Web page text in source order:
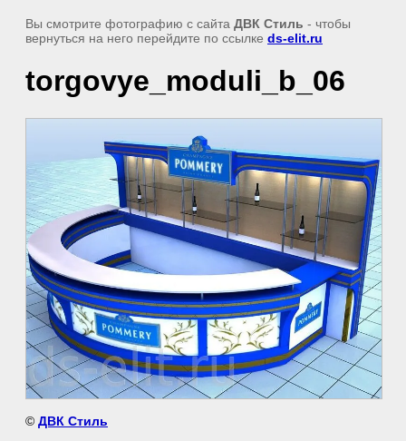
Вы смотрите фотографию с сайта ДВК Стиль - чтобы
вернуться на него перейдите по ссылке ds-elit.ru
torgovye_moduli_b_06
© ДВК Стиль